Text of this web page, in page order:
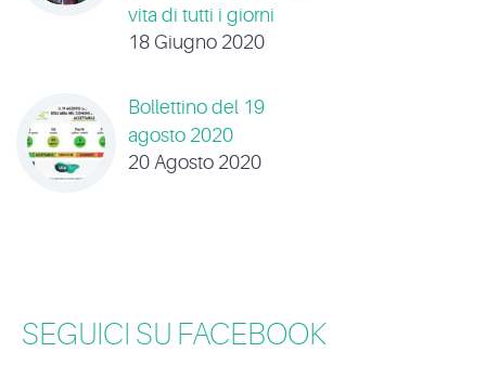
vita di tutti i giorni
18 Giugno 2020
Bollettino del 19
agosto 2020
20 Agosto 2020
SEGUICI SU FACEBOOK